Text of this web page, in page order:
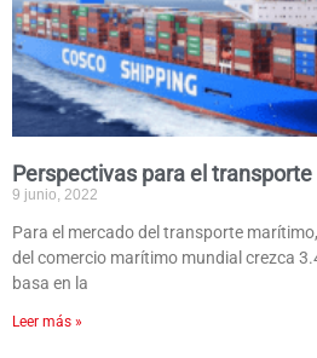
Perspectivas para el
9 junio, 2022
Para el mercado del transporte
del comercio marítimo mundial crezca
basa en la
Leer más »